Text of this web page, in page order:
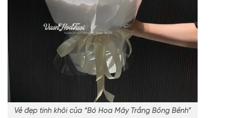
Vẻ đẹp tinh khôi của “Bó Hoa Mây Trắng Bồng Bềnh”